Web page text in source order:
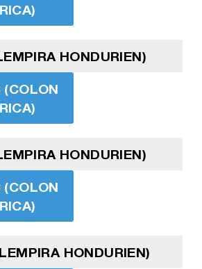
HONDURIEN)
(COLON
HONDURIEN)
(COLON
HONDURIEN)